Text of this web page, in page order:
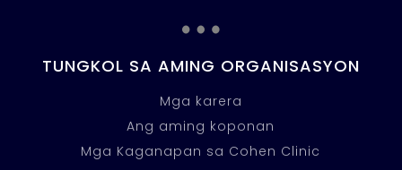
…
TUNGKOL SA AMING ORGANISASYON
Mga karera
Ang aming koponan
Mga Kaganapan sa Cohen Clinic